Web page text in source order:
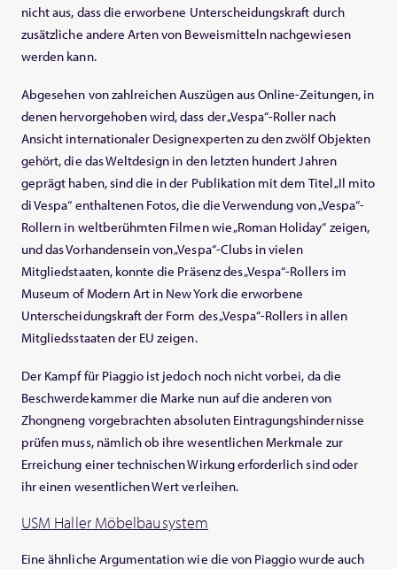
nicht aus, dass die erworbene Unterscheidungskraft durch
zusätzliche andere Arten von Beweismitteln nachgewiesen
werden kann.
Abgesehen von zahlreichen Auszügen aus Online-Zeitungen, in
denen hervorgehoben wird, dass der „Vespa“-Roller nach
Ansicht internationaler Designexperten zu den zwölf Objekten
gehört, die das Weltdesign in den letzten hundert Jahren
geprägt haben, sind die in der Publikation mit dem Titel „Il mito
di Vespa“ enthaltenen Fotos, die die Verwendung von „Vespa“-
Rollern in weltberühmten Filmen wie „Roman Holiday“ zeigen,
und das Vorhandensein von „Vespa“-Clubs in vielen
Mitgliedstaaten, konnte die Präsenz des „Vespa“-Rollers im
Museum of Modern Art in New York die erworbene
Unterscheidungskraft der Form des „Vespa“-Rollers in allen
Mitgliedsstaaten der EU zeigen.
Der Kampf für Piaggio ist jedoch noch nicht vorbei, da die
Beschwerdekammer die Marke nun auf die anderen von
Zhongneng vorgebrachten absoluten Eintragungshindernisse
prüfen muss, nämlich ob ihre wesentlichen Merkmale zur
Erreichung einer technischen Wirkung erforderlich sind oder
ihr einen wesentlichen Wert verleihen.
USM Haller Möbelbausystem
Eine ähnliche Argumentation wie die von Piaggio wurde auch